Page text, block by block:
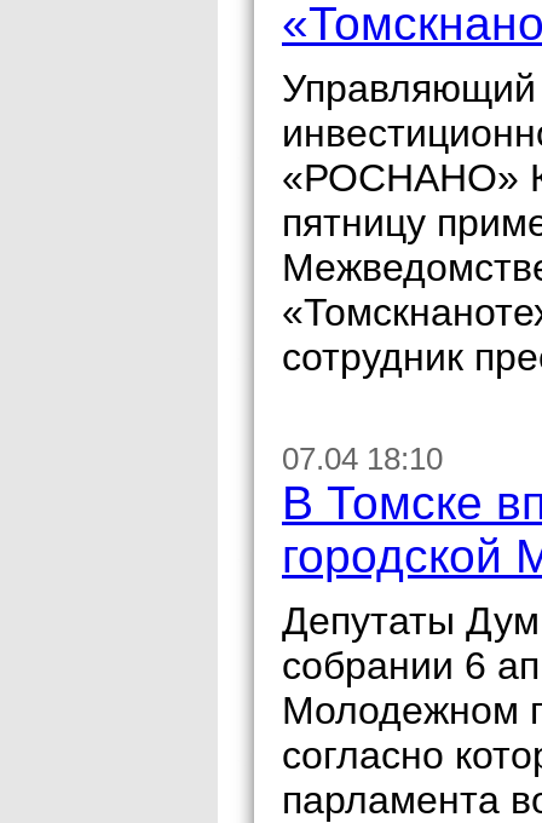
Управляющий
«РОСНАНО»
пятницу
сотрудник
07.04 18:10
В Томске
городской
Депутаты
собрании 6
Молодежном
согласно
парламента